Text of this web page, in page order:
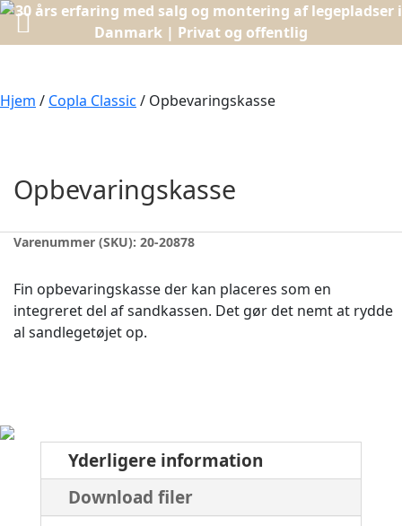
Hjem / Copla Classic / Opbevaringskasse
Opbevaringskasse
Varenummer (SKU): 20-20878
Fin opbevaringskasse der kan placeres som en
integreret del af sandkassen. Det gør det nemt at rydde
al sandlegetøjet op.
Yderligere information
Download filer